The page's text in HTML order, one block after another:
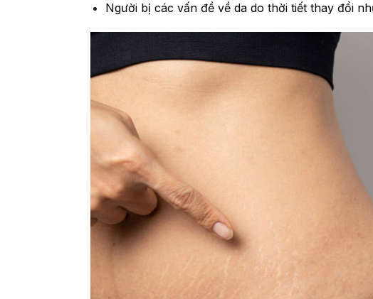
Người bị các vấn đề về da do thời tiết thay đổi